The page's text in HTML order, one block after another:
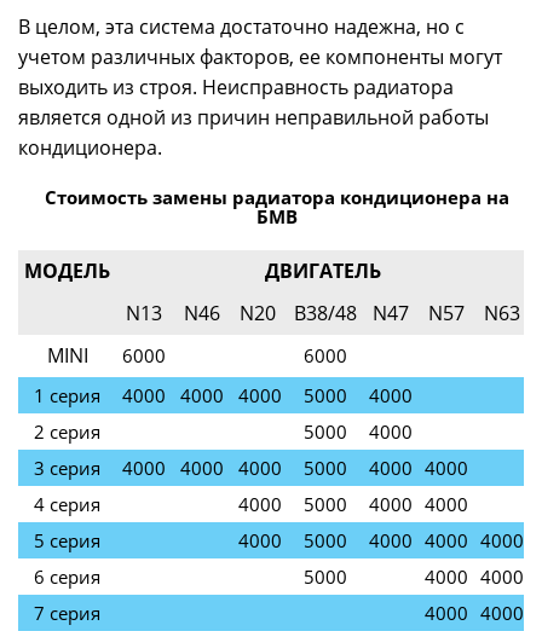
В целом, эта система достаточно надежна, но с
учетом различных факторов, ее компоненты могут
выходить из строя. Неисправность радиатора
является одной из причин неправильной работы
кондиционера.
Стоимость замены радиатора кондиционера на
БМВ
МОДЕЛЬ
ДВИГАТЕЛЬ
N13
N46 N20 B38/48 N47 N57
N63
MINI
6000
6000
1 серия
4000 4000 4000 5000
4000
2 серия
5000
4000
3 серия
4000 4000 4000 5000 4000 4000
4 серия
4000 5000 4000 4000
5 серия
4000 5000 4000 4000 4000
6 серия
5000 4000 4000
7 серия
4000 4000